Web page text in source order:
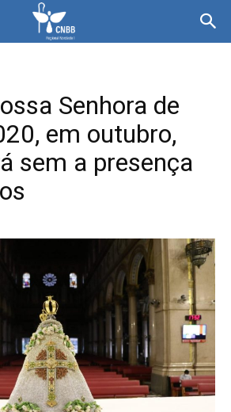
Senhora de
em outubro,
sem a presença